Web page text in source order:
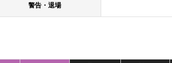
警告・退場